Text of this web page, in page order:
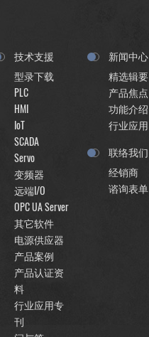
技术支援
型录下载
PLC
HMI
IoT
SCADA
Servo
变频器
远端I/O
OPC UA Server
其它软件
电源供应器
产品案例
产品认证资
料
行业应用专
刊
新闻中心
精选辑要
产品焦点
功能介绍
行业应用
联络我们
经销商
谘询表单